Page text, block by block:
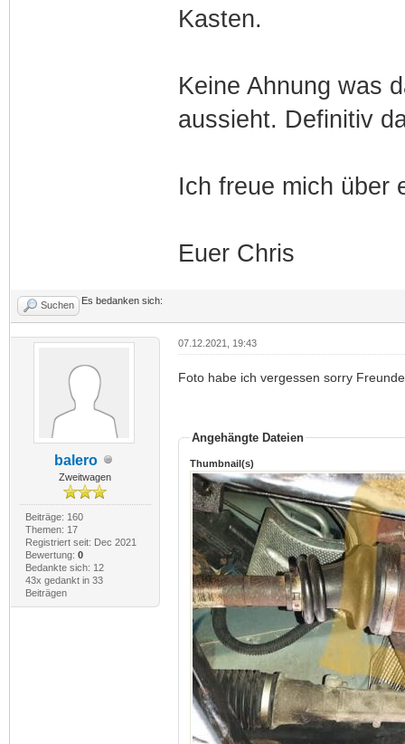
Kasten.
Keine Ahnung was
aussieht. Definitiv
Ich freue mich über
Euer Chris
Suchen Es bedanken sich:
balero
Zweitwagen
Beiträge: 160
Themen: 17
Registriert seit: Dec 2021
Bewertung: 0
Bedankte sich: 12
43x gedankt in 33
Beiträgen
07.12.2021, 19:43
Foto habe ich vergessen sorry Freunde
Angehängte Dateien
Thumbnail(s)